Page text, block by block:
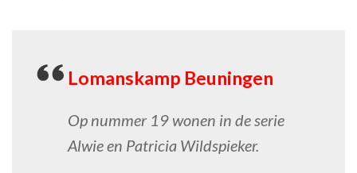
Lomanskamp Beuningen
Op nummer 19 wonen in de serie
Alwie en Patricia Wildspieker.